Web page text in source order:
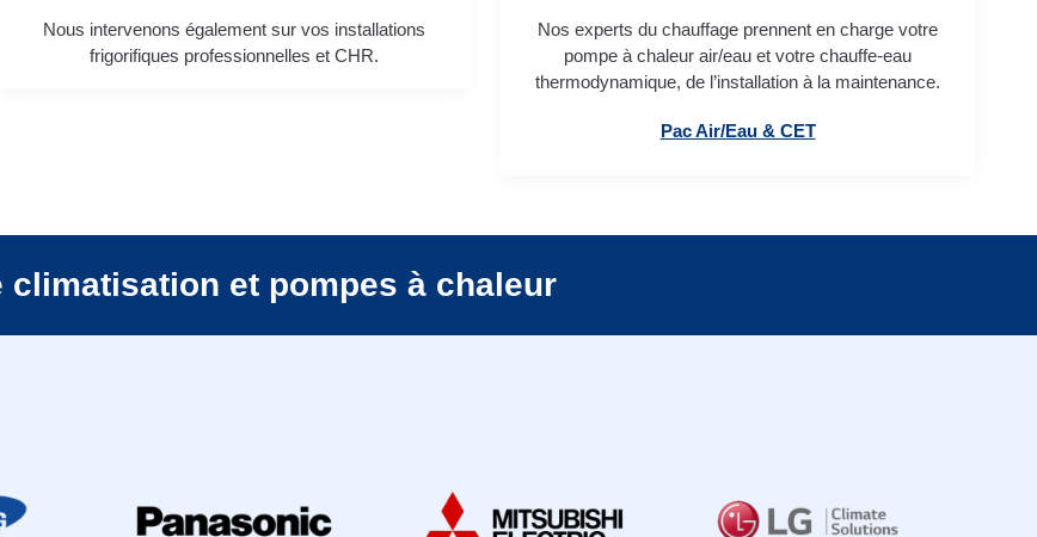
Nous intervenons également sur vos installations
frigorifiques professionnelles et CHR.
Nos experts du chauffage prennent en charge votre
pompe à chaleur air/eau et votre chauffe-eau
thermodynamique, de l’installation à la maintenance.
Pac Air/Eau & CET
climatisation et pompes à chaleur